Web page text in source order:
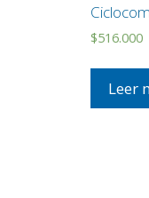
$516.000
Leer